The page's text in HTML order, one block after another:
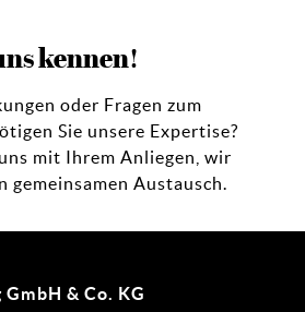
kennen!
oder Fragen zum
Sie unsere Expertise?
mit Ihrem Anliegen, wir
gemeinsamen Austausch.
& Co. KG